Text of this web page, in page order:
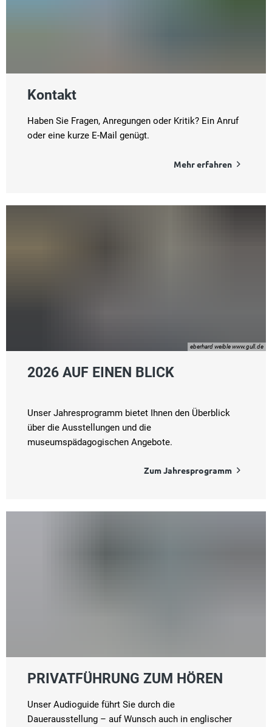
Kontakt
Haben Sie Fragen, Anregungen oder Kritik? Ein Anruf
oder eine kurze E-Mail genügt.
Mehr erfahren
eberhard weible www.gull.de
2026 AUF EINEN BLICK
Unser Jahresprogramm bietet Ihnen den Überblick
über die Ausstellungen und die
museumspädagogischen Angebote.
Zum Jahresprogramm
PRIVATFÜHRUNG ZUM HÖREN
Unser Audioguide führt Sie durch die
Dauerausstellung – auf Wunsch auch in englischer